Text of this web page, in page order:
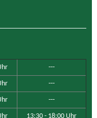
---
---
---
13:30 - 18:00 Uhr